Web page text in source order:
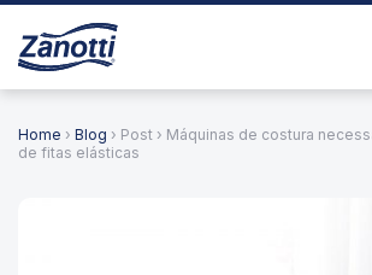
Home › Blog › Post › Máquinas de costura
de fitas elásticas